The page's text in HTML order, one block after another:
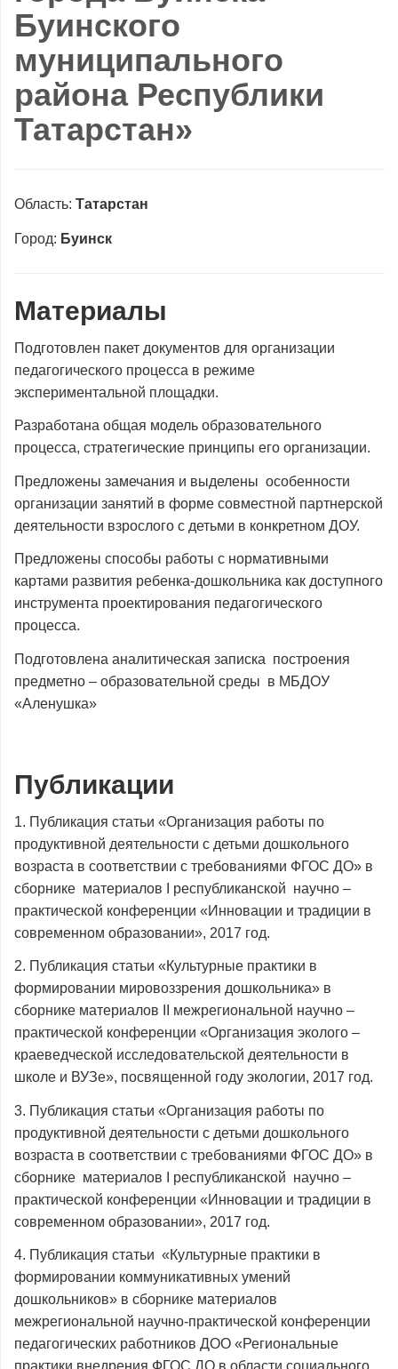
Буинского
муниципального
района Республики
Татарстан»
Область: Татарстан
Город: Буинск
Материалы
Подготовлен пакет документов для организации
педагогического процесса в режиме
экспериментальной площадки.
Разработана общая модель образовательного
процесса, стратегические принципы его организации.
Предложены замечания и выделены особенности
организации занятий в форме совместной партнерской
деятельности взрослого с детьми в конкретном ДОУ.
Предложены способы работы с нормативными
картами развития ребенка-дошкольника как доступного
инструмента проектирования педагогического
процесса.
Подготовлена аналитическая записка построения
предметно – образовательной среды в МБДОУ
«Аленушка»
Публикации
1. Публикация статьи «Организация работы по
продуктивной деятельности с детьми дошкольного
возраста в соответствии с требованиями ФГОС ДО» в
сборнике материалов I республиканской научно –
практической конференции «Инновации и традиции в
современном образовании», 2017 год.
2. Публикация статьи «Культурные практики в
формировании мировоззрения дошкольника» в
сборнике материалов II межрегиональной научно –
практической конференции «Организация эколого –
краеведческой исследовательской деятельности в
школе и ВУЗе», посвященной году экологии, 2017 год.
3. Публикация статьи «Организация работы по
продуктивной деятельности с детьми дошкольного
возраста в соответствии с требованиями ФГОС ДО» в
сборнике материалов I республиканской научно –
практической конференции «Инновации и традиции в
современном образовании», 2017 год.
4. Публикация статьи «Культурные практики в
формировании коммуникативных умений
дошкольников» в сборнике материалов
межрегиональной научно-практической конференции
педагогических работников ДОО «Региональные
практики внедрения ФГОС ДО в области социального